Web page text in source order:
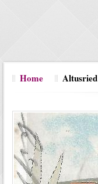
Home Altusried